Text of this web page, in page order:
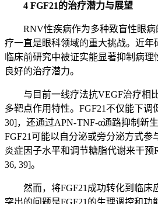
4 FGF21的治疗潜力与展望
RNV性疾病作为多种致盲性眼
疗一直是眼科领域的重大挑战。近年
临床前研究中被证实能显著抑制病
良好的治疗潜力。
与目前一线疗法抗VEGF治疗相
多靶点作用特性。FGF21不仅能下调
30]，还通过APN- TNF-α通路抑制新
FGF21可能以自分泌或旁分泌方式参
炎症因子水平和调节糖脂代谢来干预
36, 39]。
然而，将FGF21成功转化到临床
突出的问题是FGF21的生理调控和功